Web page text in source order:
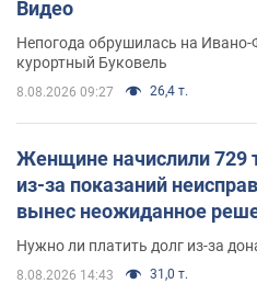
Видео
Непогода обрушилась на
курортный Буковель
8.08.2026 09:27 26,4 т.
Женщине начислили 729
из-за показаний
вынес неожиданное
Нужно ли платить долг из-за
8.08.2026 14:43 31,0 т.